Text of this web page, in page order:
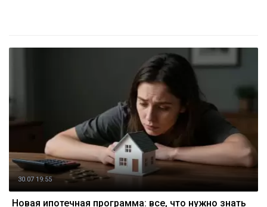
30.07 19:55
Новая ипотечная программа: все, что нужно знать